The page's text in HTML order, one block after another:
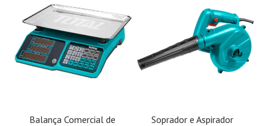
Balança Comercial de
Soprador e Aspirador